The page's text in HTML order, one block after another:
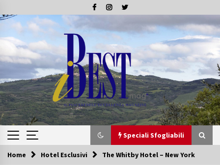
to
content
Speciali Sfogliabili
Speciali Sfogliabili
Home Hotel Esclusivi The Whitby Hotel – New York